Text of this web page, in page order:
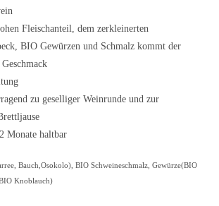
Fleischanteil, dem zerkleinerten
BIO Gewürzen und Schmalz kommt der
zu geselliger Weinrunde und zur
Monate haltbar
Bauch,Osokolo), BIO Schweineschmalz, Gewürze(BIO
Knoblauch)